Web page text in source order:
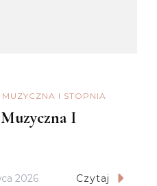
I STOPNIA
I
2026 Czytaj